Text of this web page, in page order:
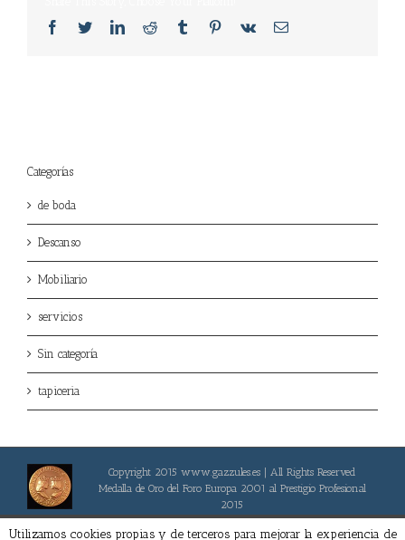
Facebook
TwitterLinkedInReddit Tumblr Pinterest
Vk Email
Categorías
de boda
Descanso
Mobiliario
servicios
Sin categoría
tapiceria
Copyright 2015 www.gazzules.es | All Rights Reserved
Medalla de Oro del Foro Europa 2001 al Prestigio Profesional
2015
Facebook
Utilizamos cookies propias y de terceros para mejorar la experiencia de